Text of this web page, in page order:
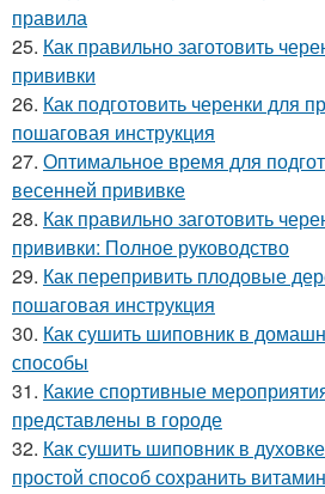
правила
25. Как правильно заготовить
прививки
26. Как подготовить черенки для
пошаговая инструкция
27. Оптимальное время для
весенней прививке
28. Как правильно заготовить
прививки: Полное руководство
29. Как перепривить плодовые
пошаговая инструкция
30. Как сушить шиповник в
способы
31. Какие спортивные
представлены в городе
32. Как сушить шиповник в
простой способ сохранить